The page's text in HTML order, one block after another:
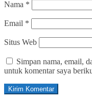
Nama *
Email *
Situs Web
Simpan nama, email,
untuk komentar saya